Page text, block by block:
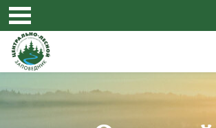
Перейти к основному содержанию